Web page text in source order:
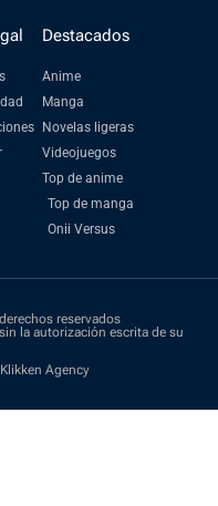
Destacados
Anime
Manga
Novelas ligeras
Videojuegos
Top de anime
Top de manga
Onii Versus
reservados
la autorización escrita de su
Agency